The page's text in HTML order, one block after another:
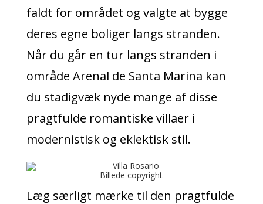
faldt for området og valgte at bygge
deres egne boliger langs stranden.
Når du går en tur langs stranden i
område Arenal de Santa Marina kan
du stadigvæk nyde mange af disse
pragtfulde romantiske villaer i
modernistisk og eklektisk stil.
Billede copyright
Læg særligt mærke til den pragtfulde